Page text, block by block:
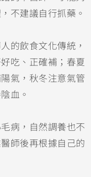
不建議自行抓藥。
的飲食文化傳統，
吃、正確補；春夏
氣，秋冬注意氣管
血。
病，自然調養也不
師後再根據自己的